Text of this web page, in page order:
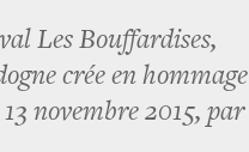
Les Bouffardises,
crée en hommage
novembre 2015, par